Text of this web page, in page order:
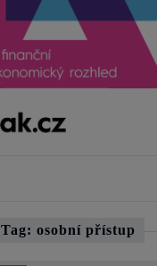
Tag: osobní přístup